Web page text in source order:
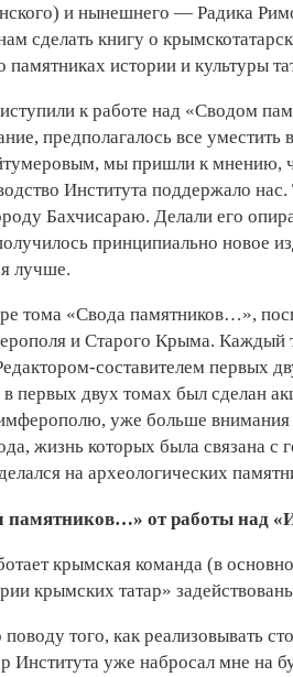
и нынешнего — Радика
сделать книгу о
истории и культуры
к работе над «Сводом
предполагалось все
мы пришли к мнению,
Института поддержало
Бахчисараю. Делали его
принципиально новое
лучше.
тома «Свода памятников…»,
и Старого Крыма. Каждый
составителем первых
первых двух томах был сделан
уже больше
жизнь которых была связана
на археологических
от работы над
крымская команда (в
крымских татар»
того, как реализовывать
уже набросал мне на